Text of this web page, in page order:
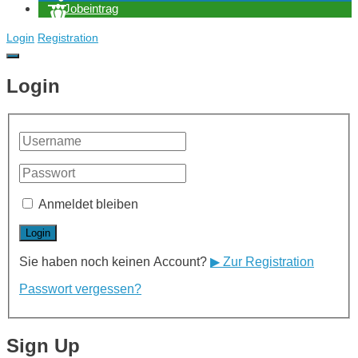
Jobeintrag
Login Registration
Login
Anmeldet bleiben
Sie haben noch keinen Account? ▶ Zur Registration
Passwort vergessen?
Sign Up